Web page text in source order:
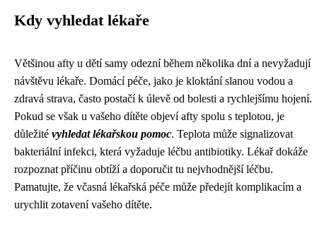
Kdy vyhledat lékaře
Většinou afty u dětí samy odezní během několika dní a nevyžadují
návštěvu lékaře. Domácí péče, jako je kloktání slanou vodou a
zdravá strava, často postačí k úlevě od bolesti a rychlejšímu hojení.
Pokud se však u vašeho dítěte objeví afty spolu s teplotou, je
důležité vyhledat lékařskou pomoc. Teplota může signalizovat
bakteriální infekci, která vyžaduje léčbu antibiotiky. Lékař dokáže
rozpoznat příčinu obtíží a doporučit tu nejvhodnější léčbu.
Pamatujte, že včasná lékařská péče může předejít komplikacím a
urychlit zotavení vašeho dítěte.